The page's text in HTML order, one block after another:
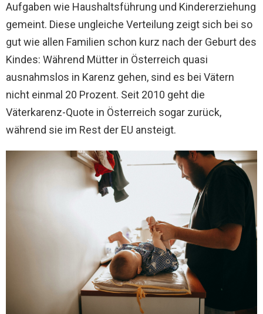
Aufgaben wie Haushaltsführung und Kindererziehung
gemeint. Diese ungleiche Verteilung zeigt sich bei so
gut wie allen Familien schon kurz nach der Geburt des
Kindes: Während Mütter in Österreich quasi
ausnahmslos in Karenz gehen, sind es bei Vätern
nicht einmal 20 Prozent. Seit 2010 geht die
Väterkarenz-Quote in Österreich sogar zurück,
während sie im Rest der EU ansteigt.